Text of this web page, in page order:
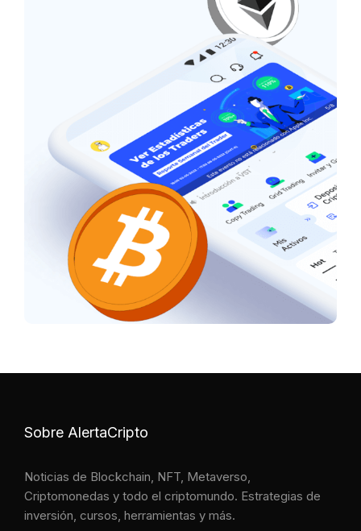
Sobre AlertaCripto
Noticias de Blockchain, NFT, Metaverso,
Criptomonedas y todo el criptomundo. Estrategias de
inversión, cursos, herramientas y más.